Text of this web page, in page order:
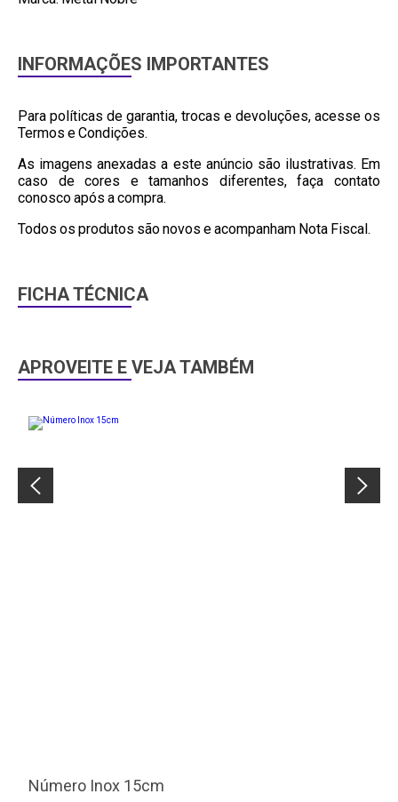
INFORMAÇÕES IMPORTANTES
Para políticas de garantia, trocas e devoluções, acesse os
Termos e Condições.
As imagens anexadas a este anúncio são ilustrativas. Em
caso de cores e tamanhos diferentes, faça contato
conosco após a compra.
Todos os produtos são novos e acompanham Nota Fiscal.
FICHA TÉCNICA
APROVEITE E VEJA TAMBÉM
Número Inox 15cm